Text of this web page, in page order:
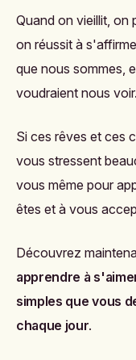
Quand on vieillit, on
on réussit à
que nous sommes,
voudraient nous voir.
Si ces rêves et ces
vous stressent
vous même pour
êtes et à vous
Découvrez
apprendre à
simples que vous
chaque jour.